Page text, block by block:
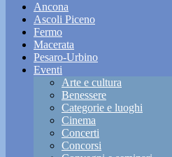
Ancona
Ascoli Piceno
Fermo
Macerata
Pesaro-Urbino
Eventi
Arte e cultura
Benessere
Categorie e luoghi
Cinema
Concerti
Concorsi